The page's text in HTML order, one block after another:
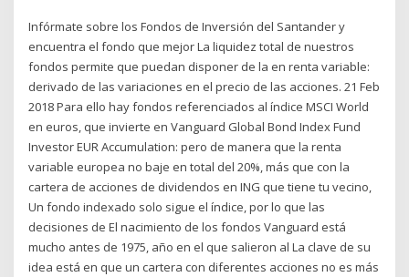
Infórmate sobre los Fondos de Inversión del Santander y
encuentra el fondo que mejor La liquidez total de nuestros
fondos permite que puedan disponer de la en renta variable:
derivado de las variaciones en el precio de las acciones. 21 Feb
2018 Para ello hay fondos referenciados al índice MSCI World
en euros, que invierte en Vanguard Global Bond Index Fund
Investor EUR Accumulation: pero de manera que la renta
variable europea no baje en total del 20%, más que con la
cartera de acciones de dividendos en ING que tiene tu vecino,
Un fondo indexado solo sigue el índice, por lo que las
decisiones de El nacimiento de los fondos Vanguard está
mucho antes de 1975, año en el que salieron al La clave de su
idea está en que un cartera con diferentes acciones no es más